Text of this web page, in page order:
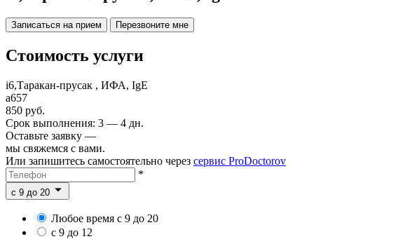
Записаться на прием Перезвоните мне
Стоимость услуги
i6,Таракан-прусак , ИФА, IgE
a657
850 руб.
Срок выполнения: 3 — 4 дн.
Оставьте заявку —
мы свяжемся с вами.
Или запишитесь самостоятельно через сервис ProDoctorov
*
c 9 до 20
Любое время с 9 до 20
с 9 до 12